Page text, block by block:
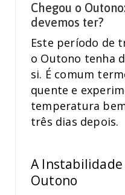
Chegou o
devemos ter?
Este período de
o Outono tenha
si. É comum
quente e
temperatura
três dias depois.
A Instabilidade
Outono